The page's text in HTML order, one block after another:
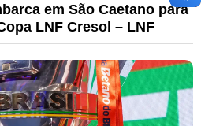
em São Caetano para
LNF Cresol – LNF